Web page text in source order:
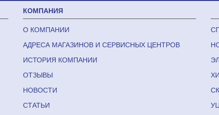
2 of 5; Interleaved 2 of 5; Codabar;MSI Plessey; GS1 DataBar;
MicroQR, Aztec, Hanxin
КОМПАНИЯ
О КОМПАНИИ
АДРЕСА МАГАЗИНОВ И СЕРВИСНЫХ ЦЕНТРОВ
ИСТОРИЯ КОМПАНИИ
ОТЗЫВЫ
НОВОСТИ
СТАТЬИ